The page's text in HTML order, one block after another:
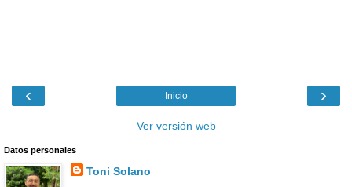
‹ ›
Inicio
Ver versión web
Datos personales
Toni Solano